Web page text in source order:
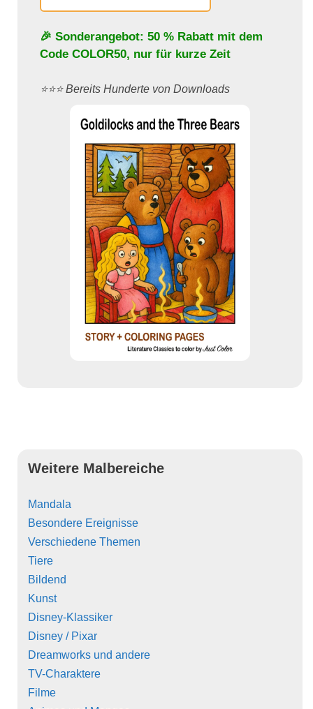
🎉 Sonderangebot: 50 % Rabatt mit dem
Code COLOR50, nur für kurze Zeit
⭐️⭐️⭐️ Bereits Hunderte von Downloads
Weitere Malbereiche
Mandala
Besondere Ereignisse
Verschiedene Themen
Tiere
Bildend
Kunst
Disney-Klassiker
Disney / Pixar
Dreamworks und andere
TV-Charaktere
Filme